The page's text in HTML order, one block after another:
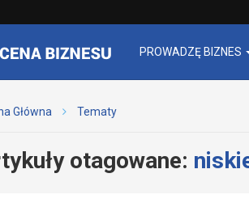
PROWADZĘ BIZNES
Główna Tematy
otagowane: